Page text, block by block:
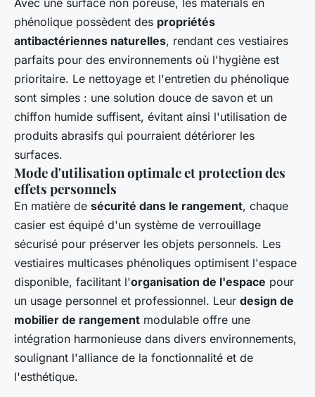
Avec une surface non poreuse, les materials en
phénolique possèdent des propriétés
antibactériennes naturelles, rendant ces vestiaires
parfaits pour des environnements où l'hygiène est
prioritaire. Le nettoyage et l'entretien du phénolique
sont simples : une solution douce de savon et un
chiffon humide suffisent, évitant ainsi l'utilisation de
produits abrasifs qui pourraient détériorer les
surfaces.
Mode d'utilisation optimale et protection des
effets personnels
En matière de sécurité dans le rangement, chaque
casier est équipé d'un système de verrouillage
sécurisé pour préserver les objets personnels. Les
vestiaires multicases phénoliques optimisent l'espace
disponible, facilitant l'organisation de l'espace pour
un usage personnel et professionnel. Leur design de
mobilier de rangement modulable offre une
intégration harmonieuse dans divers environnements,
soulignant l'alliance de la fonctionnalité et de
l'esthétique.